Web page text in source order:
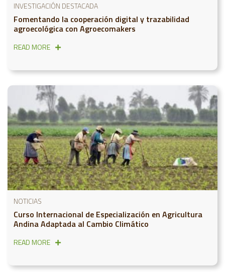
INVESTIGACIÓN DESTACADA
Fomentando la cooperación digital y trazabilidad
agroecológica con Agroecomakers
READ MORE
NOTICIAS
Curso Internacional de Especialización en Agricultura
Andina Adaptada al Cambio Climático
READ MORE